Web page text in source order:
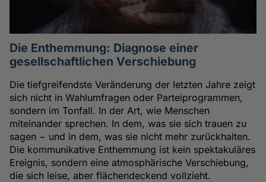
Die Enthemmung: Diagnose einer
gesellschaftlichen Verschiebung
Die tiefgreifendste Veränderung der letzten Jahre zeigt
sich nicht in Wahlumfragen oder Parteiprogrammen,
sondern im Tonfall. In der Art, wie Menschen
miteinander sprechen. In dem, was sie sich trauen zu
sagen − und in dem, was sie nicht mehr zurückhalten.
Die kommunikative Enthemmung ist kein spektakuläres
Ereignis, sondern eine atmosphärische Verschiebung,
die sich leise, aber flächendeckend vollzieht.